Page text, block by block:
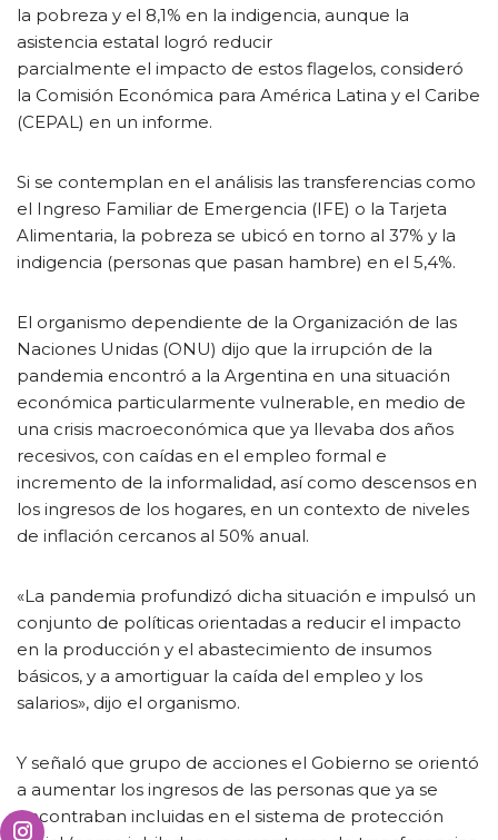
la pobreza y el 8,1% en la indigencia, aunque la
asistencia estatal logró reducir
parcialmente el impacto de estos flagelos, consideró
la Comisión Económica para América Latina y el Caribe
(CEPAL) en un informe.
Si se contemplan en el análisis las transferencias como
el Ingreso Familiar de Emergencia (IFE) o la Tarjeta
Alimentaria, la pobreza se ubicó en torno al 37% y la
indigencia (personas que pasan hambre) en el 5,4%.
El organismo dependiente de la Organización de las
Naciones Unidas (ONU) dijo que la irrupción de la
pandemia encontró a la Argentina en una situación
económica particularmente vulnerable, en medio de
una crisis macroeconómica que ya llevaba dos años
recesivos, con caídas en el empleo formal e
incremento de la informalidad, así como descensos en
los ingresos de los hogares, en un contexto de niveles
de inflación cercanos al 50% anual.
«La pandemia profundizó dicha situación e impulsó un
conjunto de políticas orientadas a reducir el impacto
en la producción y el abastecimiento de insumos
básicos, y a amortiguar la caída del empleo y los
salarios», dijo el organismo.
Y señaló que grupo de acciones el Gobierno se orientó
a aumentar los ingresos de las personas que ya se
encontraban incluidas en el sistema de protección